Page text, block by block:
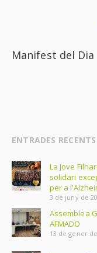
Manifest del Dia
ENTRADES RECENTS
La Jove
solidari
per a
3 de juny de
Assemblea
AFMADO
13 de gener